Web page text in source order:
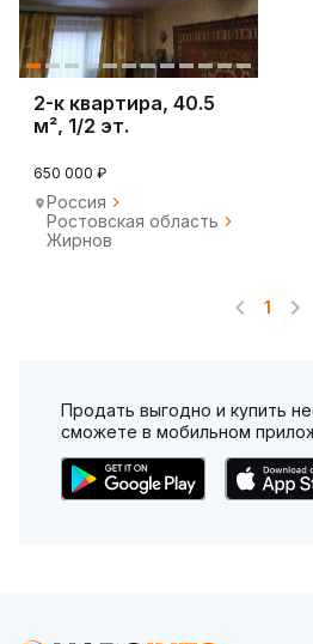
2-к квартира, 40.5
м², 1/2 эт.
650 000 ₽
Россия
Ростовская область
Жирнов
1
Продать выгодно и купить
сможете в мобильном